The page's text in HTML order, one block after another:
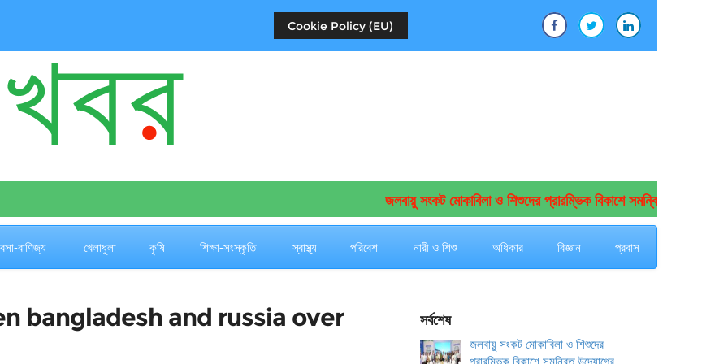
Cookie Policy (EU)
জলবায়ু সংকট মোকাবিলা ও শিশুদের প্রারম্ভিক বিকাশে সমন্বিত উদ্যোগের আহ্বান
বাণিজ্য খেলাধুলা কৃষি শিক্ষা-সংস্কৃতি স্বাস্থ্য পরিবেশ নারী ও শিশু অধিকার বিজ্ঞান প্রবাস
bangladesh and russia over
সর্বশেষ
জলবায়ু সংকট মোকাবিলা ও শিশুদের
প্রারম্ভিক বিকাশে সমন্বিত উদ্যোগের